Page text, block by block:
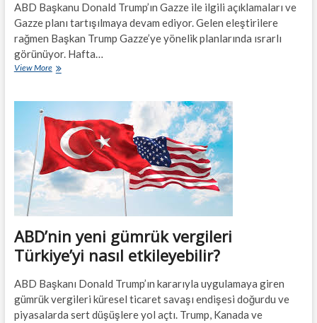
ABD Başkanu Donald Trump’ın Gazze ile ilgili açıklamaları ve
Gazze planı tartışılmaya devam ediyor. Gelen eleştirilere
rağmen Başkan Trump Gazze’ye yönelik planlarında ısrarlı
görünüyor. Hafta…
View MoreTrump’ın
dev
bir
emlak
projesi
mi
yatıyor?
ABD’nin yeni gümrük vergileri
Türkiye’yi nasıl etkileyebilir?
ABD Başkanı Donald Trump’ın kararıyla uygulamaya giren
gümrük vergileri küresel ticaret savaşı endişesi doğurdu ve
piyasalarda sert düşüşlere yol açtı. Trump, Kanada ve